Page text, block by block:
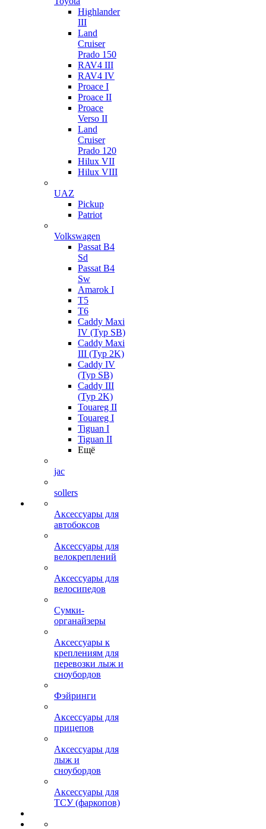
Highlander
III
Land
Cruiser
Prado 150
RAV4 III
RAV4 IV
Proace I
Proace II
Proace
Verso II
Land
Cruiser
Prado 120
Hilux VII
Hilux VIII
UAZ
Pickup
Patriot
Volkswagen
Passat B4
Sd
Passat B4
Sw
Amarok I
T5
T6
Caddy Maxi
IV (Typ SB)
Caddy Maxi
III (Typ 2K)
Caddy IV
(Typ SB)
Caddy III
(Typ 2K)
Touareg II
Touareg I
Tiguan I
Tiguan II
Ещё
jac
sollers
Аксессуары для
автобоксов
Аксессуары для
велокреплений
Аксессуары для
велосипедов
Сумки-
органайзеры
Аксессуары к
креплениям для
перевозки лыж и
сноубордов
Фэйринги
Аксессуары для
прицепов
Аксессуары для
лыж и
сноубордов
Аксессуары для
ТСУ (фаркопов)